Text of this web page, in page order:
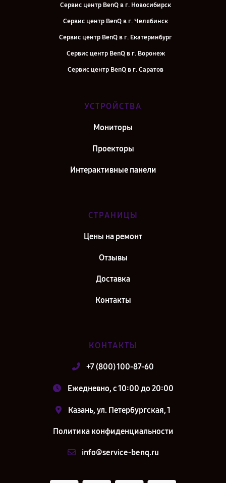
Сервис центр BenQ в г. Новосибирск
Сервис центр BenQ в г. Челябинск
Сервис центр BenQ в г. Екатеринбург
Сервис центр BenQ в г. Воронеж
Сервис центр BenQ в г. Саратов
Сервис центр BenQ в г. Киров
Сервис центр BenQ в г. Санкт-Петербург
УСТРОЙСТВА
Мониторы
Проекторы
Интерактивные панели
СТРАНИЦЫ
Цены на ремонт
Отзывы
Доставка
Контакты
КОНТАКТЫ
+7 (800) 100-87-60
Ежедневно, с 10:00 до 20:00
Казань, ул. Петербургская, 1
Политика конфиденциальности
info@service-benq.ru